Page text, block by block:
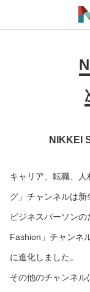
NIKKEI
キャリア、転職、
グ」チャンネルは新
ビジネスパーソン
Fashion」チャンネ
に進化しました。
その他のチャンネ